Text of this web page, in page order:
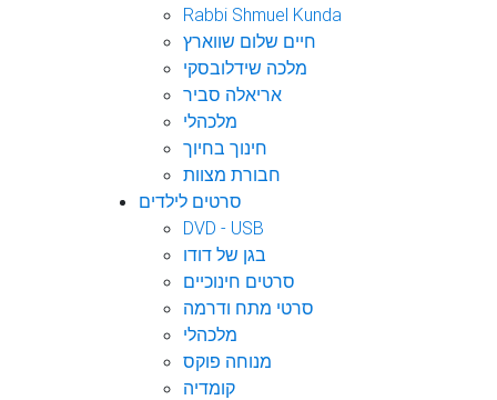
Rabbi Shmuel Kunda
חיים שלום שווארץ
מלכה שידלובסקי
אריאלה סביר
מלכהלי
חינוך בחיוך
חבורת מצוות
סרטים לילדים
DVD - USB
בגן של דודו
סרטים חינוכיים
סרטי מתח ודרמה
מלכהלי
מנוחה פוקס
קומדיה